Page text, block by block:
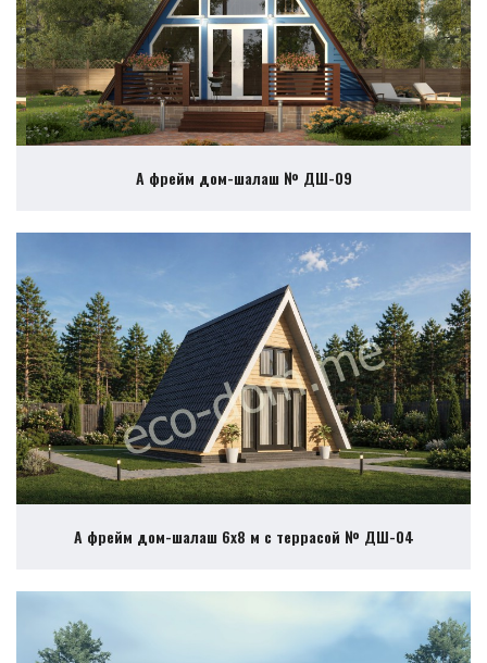
А фрейм дом-шалаш № ДШ-09
А фрейм дом-шалаш 6х8 м с террасой № ДШ-04